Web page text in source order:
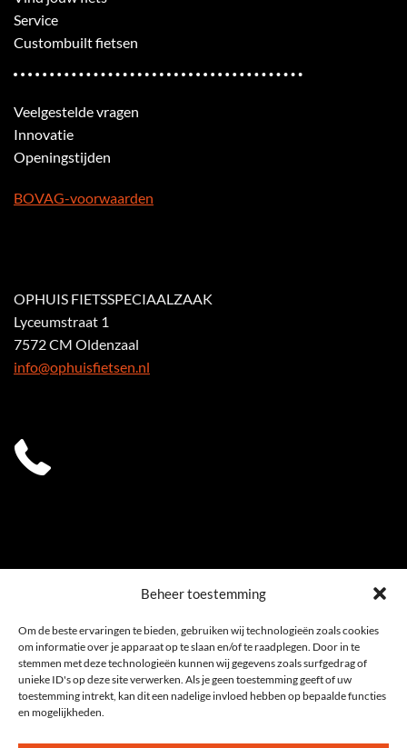
Beheer toestemming
Om de beste ervaringen te bieden, gebruiken wij technologieën zoals cookies
om informatie over je apparaat op te slaan en/of te raadplegen. Door in te
stemmen met deze technologieën kunnen wij gegevens zoals surfgedrag of
unieke ID's op deze site verwerken. Als je geen toestemming geeft of uw
toestemming intrekt, kan dit een nadelige invloed hebben op bepaalde functies
en mogelijkheden.
Service
Custombuilt fietsen
Veelgestelde vragen
Innovatie
Openingstijden
BOVAG-voorwaarden
OPHUIS FIETSSPECIAALZAAK
Lyceumstraat 1
7572 CM Oldenzaal
info@ophuisfietsen.nl
0541 539 353